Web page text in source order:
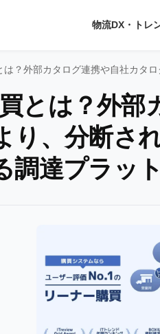
物流DX・トレ
は？外部カタログ連携や自社カタ
とは？外部
り、分断さ
調達プラッ